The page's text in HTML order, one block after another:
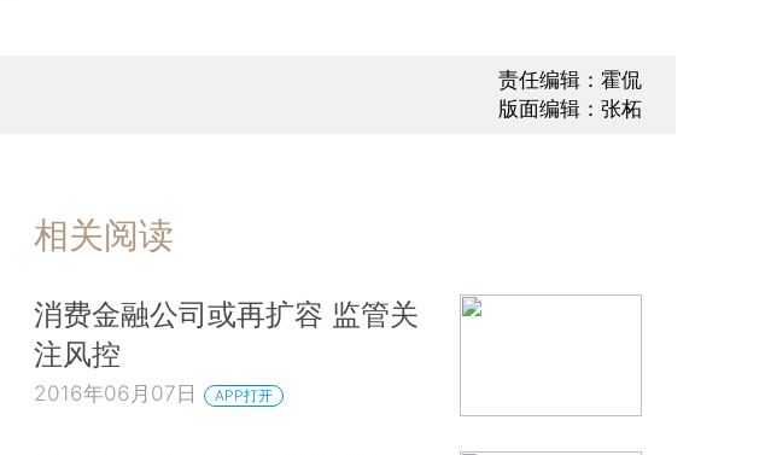
责任编辑：霍侃
版面编辑：张柘
相关阅读
消费金融公司或再扩容 监管关
注风控
2016年06月07日 APP打开